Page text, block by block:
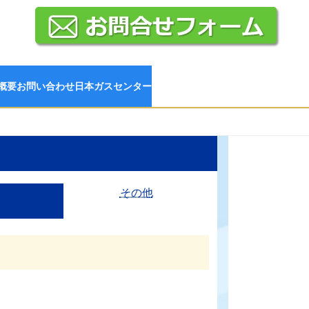
要お問い合わせ日本ガスセンター
その他